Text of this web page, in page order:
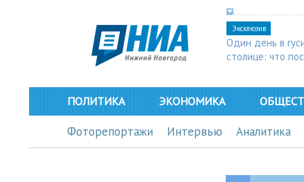
Эксклюзив
Один день в
столице: что
ПОЛИТИКА ЭКОНОМИКА
Фоторепортажи Интервью Аналитика